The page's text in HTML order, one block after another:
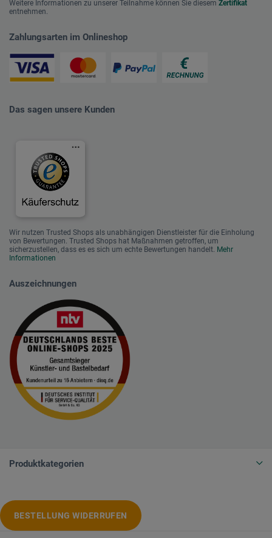
Weitere Informationen zu unserer Teilnahme können Sie diesem Zertifikat
entnehmen.
Zahlungsarten im Onlineshop
Das sagen unsere Kunden
Wir nutzen Trusted Shops als unabhängigen Dienstleister für die Einholung
von Bewertungen. Trusted Shops hat Maßnahmen getroffen, um
sicherzustellen, dass es es sich um echte Bewertungen handelt. Mehr
Informationen
Auszeichnungen
Produktkategorien
BESTELLUNG WIDERRUFEN